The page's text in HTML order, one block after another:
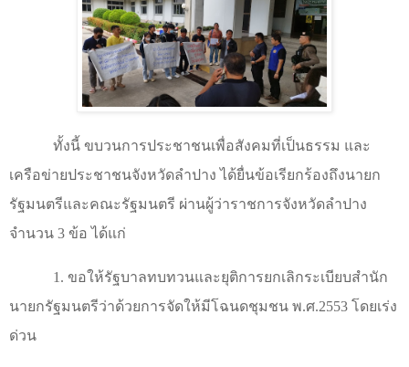
ทั้งนี้ ขบวนการประชาชนเพื่อสังคมที่เป็นธรรม และ
เครือข่ายประชาชนจังหวัดลำปาง ได้ยื่นข้อเรียกร้องถึงนายก
รัฐมนตรีและคณะรัฐมนตรี ผ่านผู้ว่าราชการจังหวัดลำปาง
จำนวน 3 ข้อ ได้แก่
1. ขอให้รัฐบาลทบทวนและยุติการยกเลิกระเบียบสำนัก
นายกรัฐมนตรีว่าด้วยการจัดให้มีโฉนดชุมชน พ.ศ.2553 โดยเร่ง
ด่วน